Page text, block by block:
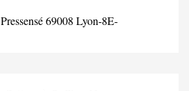
69008 Lyon-8E-